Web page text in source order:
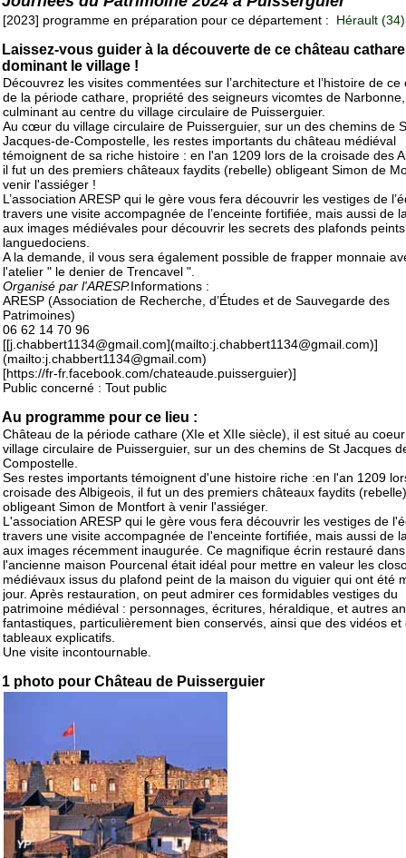
[2023] programme en préparation pour ce département : Hérault (34)
Laissez-vous guider à la découverte de ce château cathare
dominant le village !
Découvrez les visites commentées sur l’architecture et l’histoire de ce
de la période cathare, propriété des seigneurs vicomtes de
culminant au centre du village circulaire de Puisserguier.
Au cœur du village circulaire de Puisserguier, sur un des chemins de
Jacques-de-Compostelle, les restes importants du château médiéval
témoignent de sa riche histoire : en l'an 1209 lors de la croisade des
il fut un des premiers châteaux faydits (rebelle) obligeant Simon de
venir l'assiéger !
L’association ARESP qui le gère vous fera découvrir les vestiges de
travers une visite accompagnée de l’enceinte fortifiée, mais aussi de
aux images médiévales pour découvrir les secrets des plafonds peints
languedociens.
A la demande, il vous sera également possible de frapper monnaie
l'atelier " le denier de Trencavel ".
Organisé par l'ARESP.Informations :
ARESP (Association de Recherche, d’Études et de Sauvegarde des
Patrimoines)
06 62 14 70 96
[[j.chabbert1134@gmail.com](mailto:j.chabbert1134@gmail.com)]
(mailto:j.chabbert1134@gmail.com)
[https://fr-fr.facebook.com/chateaude.puisserguier)]
Public concerné : Tout public
Au programme pour ce lieu :
Château de la période cathare (XIe et XIIe siècle), il est situé au
village circulaire de Puisserguier, sur un des chemins de St Jacques
Compostelle.
Ses restes importants témoignent d'une histoire riche :en l'an 1209
croisade des Albigeois, il fut un des premiers châteaux faydits (rebelle)
obligeant Simon de Montfort à venir l'assiéger.
L'association ARESP qui le gère vous fera découvrir les vestiges de
travers une visite accompagnée de l'enceinte fortifiée, mais aussi de
aux images récemment inaugurée. Ce magnifique écrin restauré dans
l'ancienne maison Pourcenal était idéal pour mettre en valeur les
médiévaux issus du plafond peint de la maison du viguier qui ont été
jour. Après restauration, on peut admirer ces formidables vestiges du
patrimoine médiéval : personnages, écritures, héraldique, et autres
fantastiques, particulièrement bien conservés, ainsi que des vidéos et
tableaux explicatifs.
Une visite incontournable.
1 photo pour Château de Puisserguier